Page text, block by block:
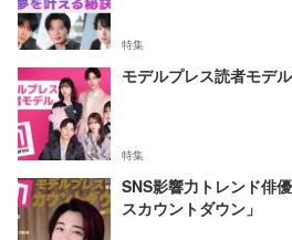
特集
モデルプレス読者モデ
特集
SNS影響力トレンド俳
スカウントダウン」